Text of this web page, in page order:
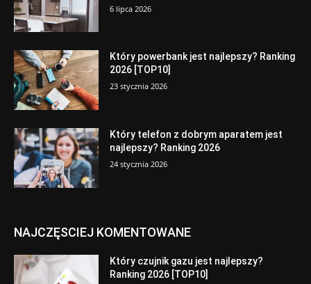
6 lipca 2026
Który powerbank jest najlepszy? Ranking
2026 [TOP10]
23 stycznia 2026
Który telefon z dobrym aparatem jest
najlepszy? Ranking 2026
24 stycznia 2026
NAJCZĘSCIEJ KOMENTOWANE
Który czujnik gazu jest najlepszy?
Ranking 2026 [TOP10]